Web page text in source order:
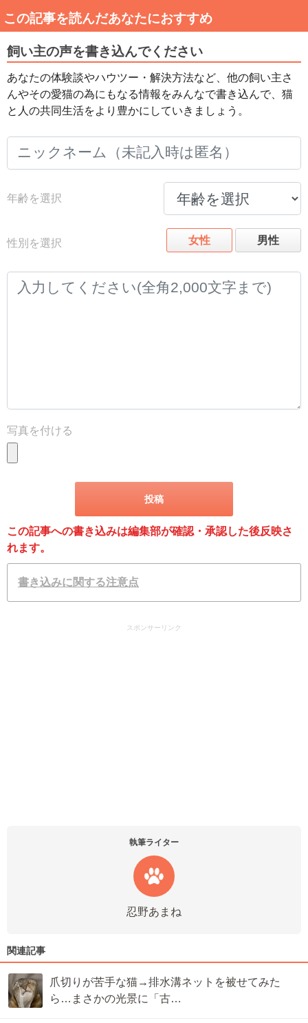
この記事を読んだあなたにおすすめ
飼い主の声を書き込んでください
あなたの体験談やハウツー・解決方法など、他の飼い主さ
んやその愛猫の為にもなる情報をみんなで書き込んで、猫
と人の共同生活をより豊かにしていきましょう。
年齢を選択
性別を選択 女性 男性
写真を付ける
この記事への書き込みは編集部が確認・承認した後反映さ
れます。
書き込みに関する注意点
スポンサーリンク
執筆ライター
忍野あまね
関連記事
爪切りが苦手な猫→排水溝ネットを被せてみた
ら…まさかの光景に「古…